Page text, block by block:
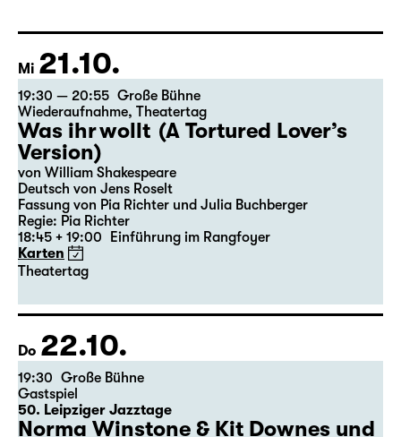
15:15 + 15:30 Einführung im Rangfoyer
Karten
Mi 21.10.
19:30 — 20:55
Große Bühne
Wiederaufnahme,Theatertag
Was ihr wollt (A Tortured Lover’s
Version)
von William Shakespeare
Deutsch von Jens Roselt
Fassung von Pia Richter und Julia Buchberger
18:45 + 19:00 Einführung im Rangfoyer
Karten
Theatertag
Do 22.10.